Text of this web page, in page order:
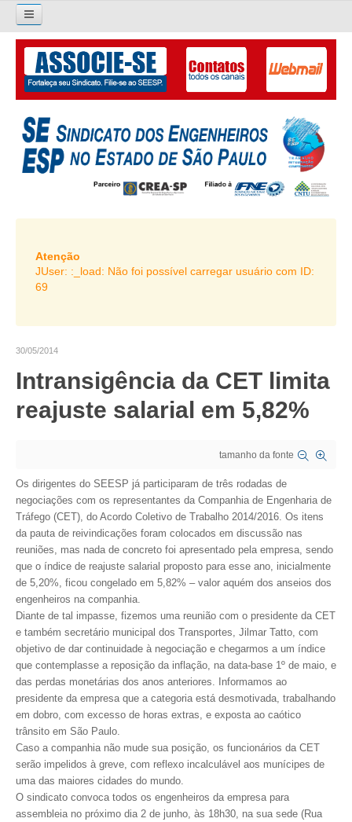
Pesquisar...
O SINDICATO
APRESENTAÇÃO
PALAVRA DO PRESIDENTE
DIRETORIA
LIVRO GESTÃO 2026-2029
SUBSEDES SINDICAIS
ORGANOGRAMA
CRESCE BRASIL
CONSELHO TECNOLÓGICO
CONSELHOS ASSESSORES
PERSONALIDADES DA TECNOLOGIA
NÚCLEO DA MULHER ENGENHEIRA
TRANSPARÊNCIA
JURÍDICO
CONSULTORIA
ACORDOS, CONVENÇÕES E DISSÍDIOS
CONTRIBUIÇÕES
CONTRIBUIÇÃO ASSISTENCIAL
CONTRIBUIÇÃO ASSOCIATIVA OU ANUIDADE DE SÓCIO
Atenção
JUser: :_load: Não foi possível carregar usuário com ID:
69
30/05/2014
Intransigência da CET limita
reajuste salarial em 5,82%
tamanho da fonte
Os dirigentes do SEESP já participaram de três rodadas de
negociações com os representantes da Companhia de Engenharia de
Tráfego (CET), do Acordo Coletivo de Trabalho 2014/2016. Os itens
da pauta de reivindicações foram colocados em discussão nas
reuniões, mas nada de concreto foi apresentado pela empresa, sendo
que o índice de reajuste salarial proposto para esse ano, inicialmente
de 5,20%, ficou congelado em 5,82% – valor aquém dos anseios dos
engenheiros na companhia.
Diante de tal impasse, fizemos uma reunião com o presidente da CET
e também secretário municipal dos Transportes, Jilmar Tatto, com
objetivo de dar continuidade à negociação e chegarmos a um índice
que contemplasse a reposição da inflação, na data-base 1º de maio, e
das perdas monetárias dos anos anteriores. Informamos ao
presidente da empresa que a categoria está desmotivada, trabalhando
em dobro, com excesso de horas extras, e exposta ao caótico
trânsito em São Paulo.
Caso a companhia não mude sua posição, os funcionários da CET
serão impelidos à greve, com reflexo incalculável aos munícipes de
uma das maiores cidades do mundo.
O sindicato convoca todos os engenheiros da empresa para
assembleia no próximo dia 2 de junho, às 18h30, na sua sede (Rua